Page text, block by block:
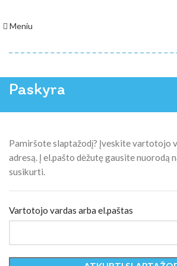
Meniu
Paskyra
Pamiršote slaptažodį? Įveskite vartotojo
adresą. Į el.pašto dėžutę gausite nuorodą
susikurti.
Vartotojo vardas arba el.paštas